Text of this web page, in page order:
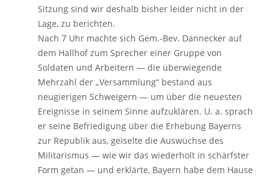
Sitzung sind wir deshalb bisher leider nicht in der
Lage, zu berichten.
Nach 7 Uhr machte sich Gem.-Bev. Dannecker auf
dem Hallhof zum Sprecher einer Gruppe von
Soldaten und Arbeitern — die überwiegende
Mehrzahl der „Versammlung“ bestand aus
neugierigen Schweigern — um über die neuesten
Ereignisse in seinem Sinne aufzuklären. U. a. sprach
er seine Befriedigung über die Erhebung Bayerns
zur Republik aus, geiselte die Auswüchse des
Militarismus — wie wir das wiederholt in schärfster
Form getan — und erklärte, Bayern habe dem Hause